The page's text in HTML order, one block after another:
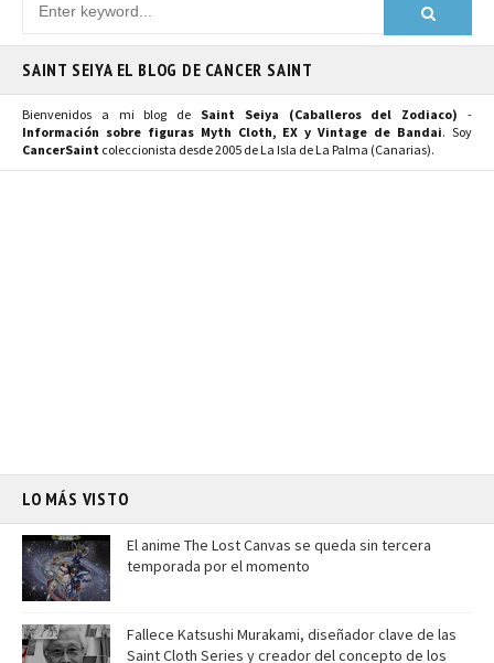
SAINT SEIYA EL BLOG DE CANCER SAINT
Bienvenidos a mi blog de Saint Seiya (Caballeros del Zodiaco) -
Información sobre figuras Myth Cloth, EX y Vintage de Bandai. Soy
CancerSaint coleccionista desde 2005 de La Isla de La Palma (Canarias).
LO MÁS VISTO
El anime The Lost Canvas se queda sin tercera
temporada por el momento
Fallece Katsushi Murakami, diseñador clave de las
Saint Cloth Series y creador del concepto de los